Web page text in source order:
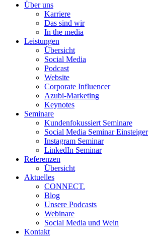
Über uns
Karriere
Das sind wir
In the media
Leistungen
Übersicht
Social Media
Podcast
Website
Corporate Influencer
Azubi-Marketing
Keynotes
Seminare
Kundenfokussiert Seminare
Social Media Seminar Einsteiger
Instagram Seminar
LinkedIn Seminar
Referenzen
Übersicht
Aktuelles
CONNECT.
Blog
Unsere Podcasts
Webinare
Social Media und Wein
Kontakt